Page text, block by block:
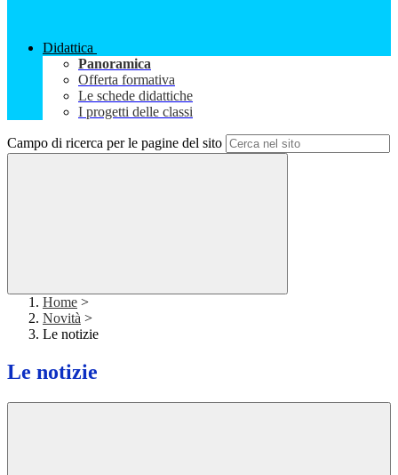
Didattica
Panoramica
Offerta formativa
Le schede didattiche
I progetti delle classi
Campo di ricerca per le pagine del sito
Home >
Novità >
Le notizie
Le notizie